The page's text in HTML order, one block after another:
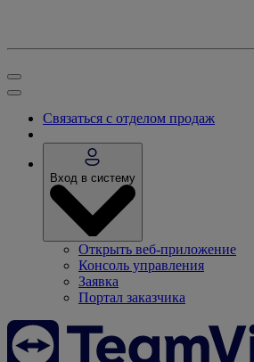
Связаться с отделом продаж
Вход в систему
Открыть веб-приложение
Консоль управления
Заявка
Портал заказчика